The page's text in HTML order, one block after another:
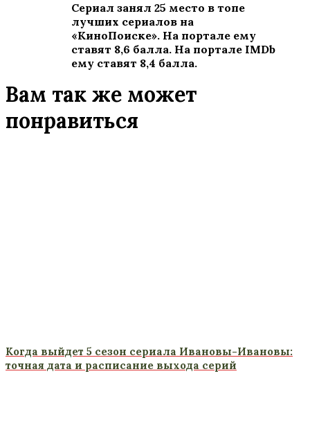
Сериал занял 25 место в топе
лучших сериалов на
«КиноПоиске». На портале ему
ставят 8,6 балла. На портале IMDb
ему ставят 8,4 балла.
Вам так же может
понравиться
Когда выйдет 5 сезон сериала Ивановы-Ивановы:
точная дата и расписание выхода серий